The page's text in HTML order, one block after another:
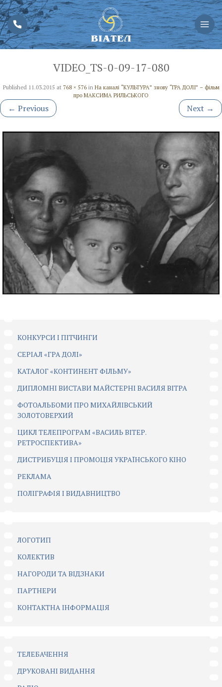
VIDEO_TS-0-09-17-080
Published 11.03.2015 at 768 × 576in На каналі “КУЛЬТУРА” знову “ГРА ДОЛІ” – фільм
про МАКСИМА РИЛЬСЬКОГО
← Previous Next →
КОНКУРСИ І ПІТЧИНГИ
CЕРІАЛ «ГРА ДОЛІ»
КАТАЛОГ «КОНТИНЕНТ ФІЛЬМУ»
ДИПЛОМНІ ВИСТАВИ МАЙСТЕРНІ ВАСИЛЯ ВІТРА
ФОТОАЛЬБОМИ ПРО МИХАЙЛІВСЬКИЙ
ЗОЛОТОВЕРХИЙ
ЦИКЛ ТЕЛЕПРОГРАМ «ВАСИЛЬ ВІТЕР.
РЕТРОСПЕКТИВА»
ДИСТРИБУЦІЯ І ПРОМОЦІЯ УКРАЇНСЬКОГО КІНО
РЕКЛАМА
ПОЛІГРАФІЯ І ВИДАВНИЦТВО
ЛОГОТИП
КОЛЕКТИВ
НАГОРОДИ ТА ВІДЗНАКИ
ПАРТНЕРИ
КОНТАКТНА ІНФОРМАЦІЯ
ТЕЛЕБАЧЕННЯ
ДРУКОВАНІ ВИДАННЯ